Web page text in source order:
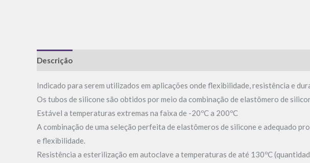
Descrição
Indicado para serem utilizados em aplicações onde flexibilidade, resistência e
Os tubos de silicone são obtidos por meio da combinação de elastômero de
Estável a temperaturas extremas na faixa de -20ºC a 200ºC
A combinação de uma seleção perfeita de elastômeros de silicone e adequado
e flexibilidade.
Resistência a esterilização em autoclave a temperaturas de até 130ºC